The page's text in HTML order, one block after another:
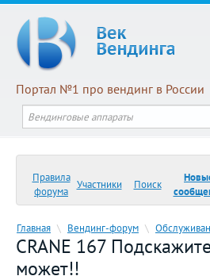
Портал №1 про вендинг в России
Правила
форума
Участники Поиск
Главная \ Вендинг-форум \
CRANE 167
может!!